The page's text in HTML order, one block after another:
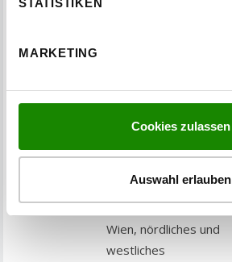
STATISTIKEN
MARKETING
Cookies zulassen
Auswahl erlauben
Wien, nördliches und
westliches